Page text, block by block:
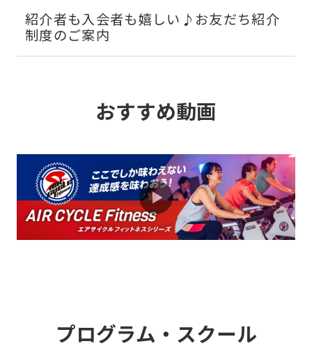
紹介者も入会者も嬉しい♪お友だち紹介
制度のご案内
夏はプールで、カラダをほどこう。アク
2026.08.01 お知らせ
美しさのその先へ！まずはワンコインで
楽しさを実感！
おすすめ動画
プログラム・スクール